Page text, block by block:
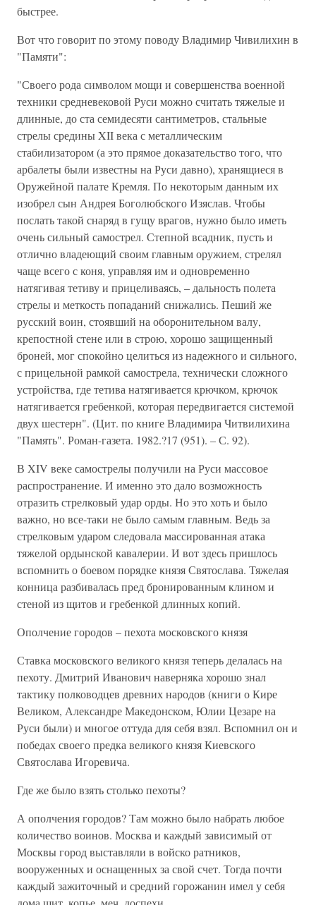
быстрее.
Вот что говорит по этому поводу Владимир Чивилихин в
"Памяти":
"Своего рода символом мощи и совершенства военной
техники средневековой Руси можно считать тяжелые и
длинные, до ста семидесяти сантиметров, стальные
стрелы средины XII века с металлическим
стабилизатором (а это прямое доказательство того, что
арбалеты были известны на Руси давно), хранящиеся в
Оружейной палате Кремля. По некоторым данным их
изобрел сын Андрея Боголюбского Изяслав. Чтобы
послать такой снаряд в гущу врагов, нужно было иметь
очень сильный самострел. Степной всадник, пусть и
отлично владеющий своим главным оружием, стрелял
чаще всего с коня, управляя им и одновременно
натягивая тетиву и прицеливаясь, – дальность полета
стрелы и меткость попаданий снижались. Пеший же
русский воин, стоявший на оборонительном валу,
крепостной стене или в строю, хорошо защищенный
броней, мог спокойно целиться из надежного и сильного,
с прицельной рамкой самострела, технически сложного
устройства, где тетива натягивается крючком, крючок
натягивается гребенкой, которая передвигается системой
двух шестерн". (Цит. по книге Владимира Читвилихина
"Память". Роман-газета. 1982.?17 (951). – С. 92).
В XIV веке самострелы получили на Руси массовое
распространение. И именно это дало возможность
отразить стрелковый удар орды. Но это хоть и было
важно, но все-таки не было самым главным. Ведь за
стрелковым ударом следовала массированная атака
тяжелой ордынской кавалерии. И вот здесь пришлось
вспомнить о боевом порядке князя Святослава. Тяжелая
конница разбивалась пред бронированным клином и
стеной из щитов и гребенкой длинных копий.
Ополчение городов – пехота московского князя
Ставка московского великого князя теперь делалась на
пехоту. Дмитрий Иванович наверняка хорошо знал
тактику полководцев древних народов (книги о Кире
Великом, Александре Македонском, Юлии Цезаре на
Руси были) и многое оттуда для себя взял. Вспомнил он и
победах своего предка великого князя Киевского
Святослава Игоревича.
Где же было взять столько пехоты?
А ополчения городов? Там можно было набрать любое
количество воинов. Москва и каждый зависимый от
Москвы город выставляли в войско ратников,
вооруженных и оснащенных за свой счет. Тогда почти
каждый зажиточный и средний горожанин имел у себя